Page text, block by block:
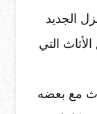
الجديد
التي
مع بعضه